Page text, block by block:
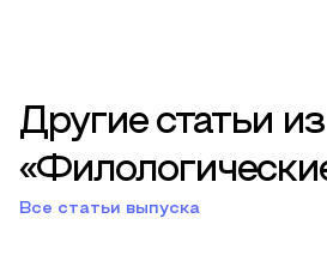
Другие статьи
Все статьи выпуска